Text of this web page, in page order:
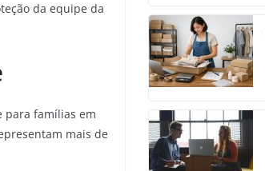
da equipe da
para famílias em
mais de